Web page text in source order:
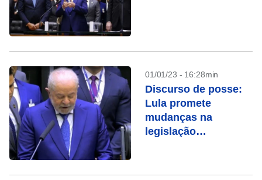
01/01/23 - 16:28min
Discurso de posse:
Lula promete
mudanças na
legislação
armas